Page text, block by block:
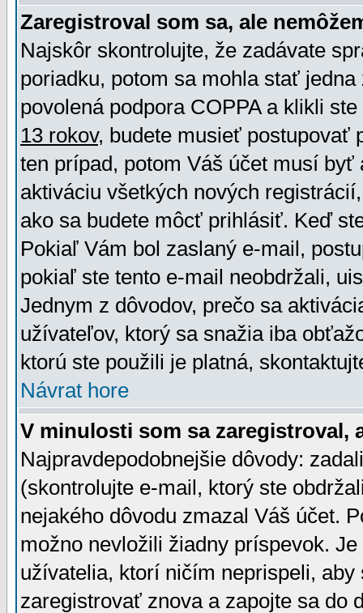
Zaregistroval som sa, ale
Najskôr skontrolujte, že zadávate
poriadku, potom sa mohla stať
povolená podpora COPPA a klikli
13 rokov, budete musieť postupovať
ten prípad, potom Váš účet musí
aktiváciu všetkých nových
ako sa budete môcť prihlásiť. Keď
Pokiaľ Vám bol zaslaný e-mail,
pokiaľ ste tento e-mail neobdržali,
Jednym z dôvodov, prečo sa
užívateľov, ktorý sa snažia iba
ktorú ste použili je platná,
Návrat hore
V minulosti som sa zaregistroval,
Najpravdepodobnejšie dôvody:
(skontrolujte e-mail, ktorý ste
nejakého dôvodu zmazal Váš účet.
možno nevložili žiadny príspevok.
užívatelia, ktorí ničím neprispeli,
zaregistrovať znova a zapojte sa do